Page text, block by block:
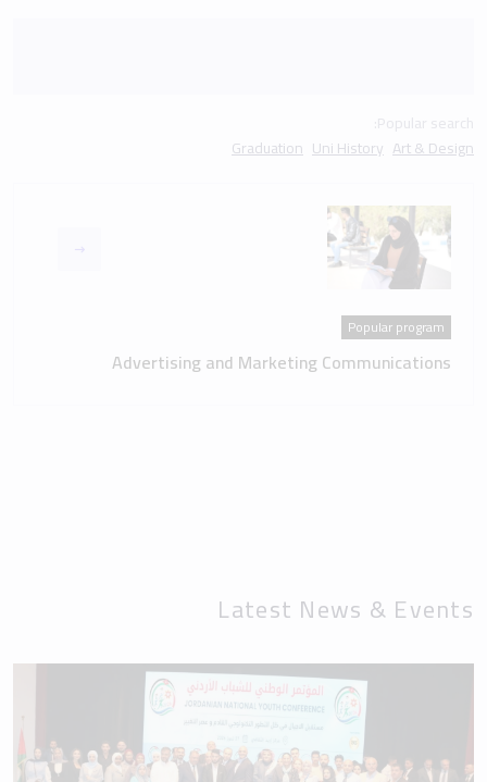
Art & Design
Uni History
Graduation
Popular program
Advertising and Marketing Communications
Latest News & Events